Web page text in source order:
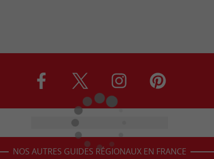
NOS AUTRES GUIDES RÉGIONAUX EN FRANCE